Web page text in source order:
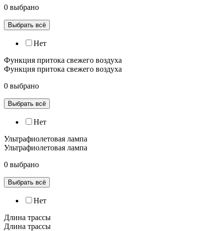
0 выбрано
Выбрать всё
Нет
Функция притока свежего воздуха
Функция притока свежего воздуха
0 выбрано
Выбрать всё
Нет
Ультрафиолетовая лампа
Ультрафиолетовая лампа
0 выбрано
Выбрать всё
Нет
Длина трассы
Длина трассы